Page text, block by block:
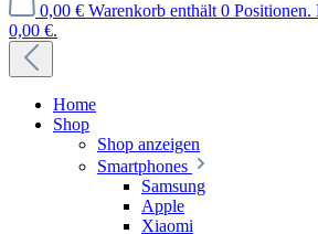
0,00 € Warenkorb enthält 0
0,00 €.
Home
Shop
Shop anzeigen
Smartphones
Samsung
Apple
Xiaomi